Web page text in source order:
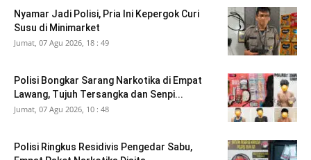
Nyamar Jadi Polisi, Pria Ini Kepergok Curi
Susu di Minimarket
Jumat, 07 Agu 2026, 18 : 49
Polisi Bongkar Sarang Narkotika di Empat
Lawang, Tujuh Tersangka dan Senpi...
Jumat, 07 Agu 2026, 10 : 48
Polisi Ringkus Residivis Pengedar Sabu,